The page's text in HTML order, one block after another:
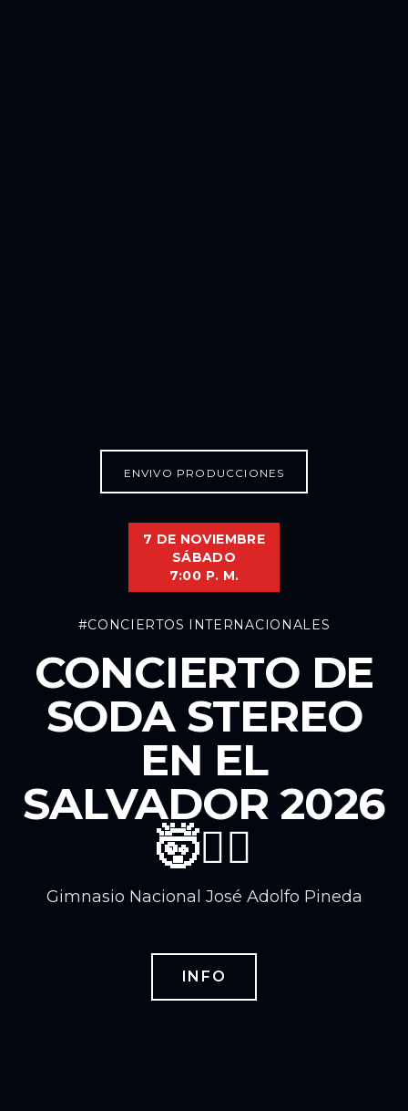
ENVIVO PRODUCCIONES
7 DE NOVIEMBRE
SÁBADO
7:00 P. M.
#CONCIERTOS INTERNACIONALES
CONCIERTO DE
SODA STEREO
EN EL
SALVADOR 2026
🤯❤️‍🔥
Gimnasio Nacional José Adolfo Pineda
INFO